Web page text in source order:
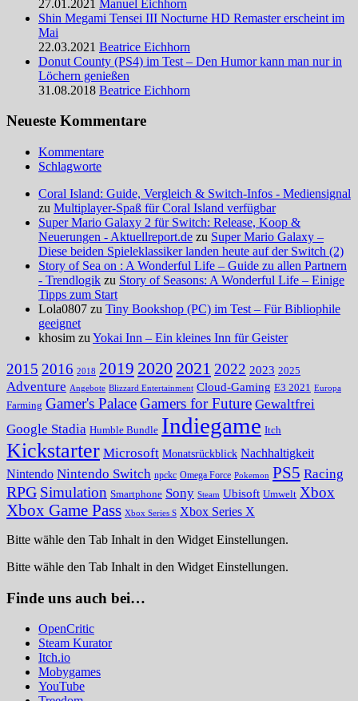
27.01.2021 Manuel Eichhorn
Shin Megami Tensei III Nocturne HD Remaster erscheint im
Mai
22.03.2021 Beatrice Eichhorn
Donut County (PS4) im Test – Den Humor kann man nur in
Löchern genießen
31.08.2018 Beatrice Eichhorn
Neueste Kommentare
Kommentare
Schlagworte
Coral Island: Guide, Vergleich & Switch-Infos - Mediensignal
zu Multiplayer-Spaß für Coral Island verfügbar
Super Mario Galaxy 2 für Switch: Release, Koop &
Neuerungen - Aktuellreport.de zu Super Mario Galaxy –
Diese beiden Spieleklassiker landen heute auf der Switch (2)
Story of Sea on : A Wonderful Life – Guide zu allen Partnern
- Trendlogik zu Story of Seasons: A Wonderful Life – Einige
Tipps zum Start
Lola0807 zu Tiny Bookshop (PC) im Test – Für Bibliophile
geeignet
khosim zu Yokai Inn – Ein kleines Inn für Geister
2015 2016 2018 2019 2020 2021 2022 2023 2025
Adventure Angebote Blizzard Entertainment Cloud-Gaming E3 2021 Europa
Farming Gamer's PalaceGamers for Future Gewaltfrei
Google Stadia Humble Bundle Indiegame Itch
Kickstarter Microsoft Monatsrückblick Nachhaltigkeit
Nintendo Nintendo Switch npckc Omega Force Pokemon PS5 Racing
RPG Simulation Smartphone Sony Steam Ubisoft Umwelt Xbox
Xbox Game Pass Xbox Series S Xbox Series X
Bitte wähle den Tab Inhalt in den Widget Einstellungen.
Bitte wähle den Tab Inhalt in den Widget Einstellungen.
Finde uns auch bei…
OpenCritic
Steam Kurator
Itch.io
Mobygames
YouTube